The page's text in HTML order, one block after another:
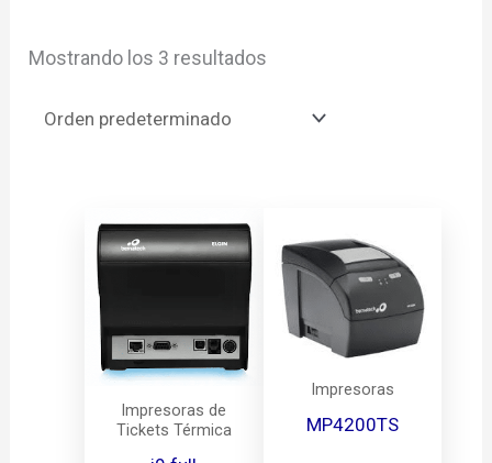
Mostrando los 3 resultados
Impresoras de
Tickets Térmica
Impresoras
MP4200TS